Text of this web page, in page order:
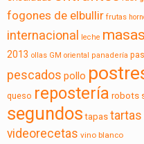
fogones de elbullir frutas
internacional leche masas
2013 ollas GM oriental panadería
pescados pollo
queso repostería robots
segundos tapas tartas
videorecetas vino blanco